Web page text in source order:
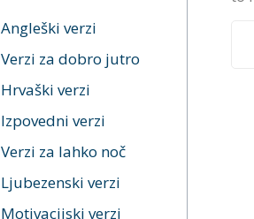
Angleški verzi
Verzi za dobro jutro
Hrvaški verzi
Izpovedni verzi
Verzi za lahko noč
Ljubezenski verzi
Motivacijski verzi